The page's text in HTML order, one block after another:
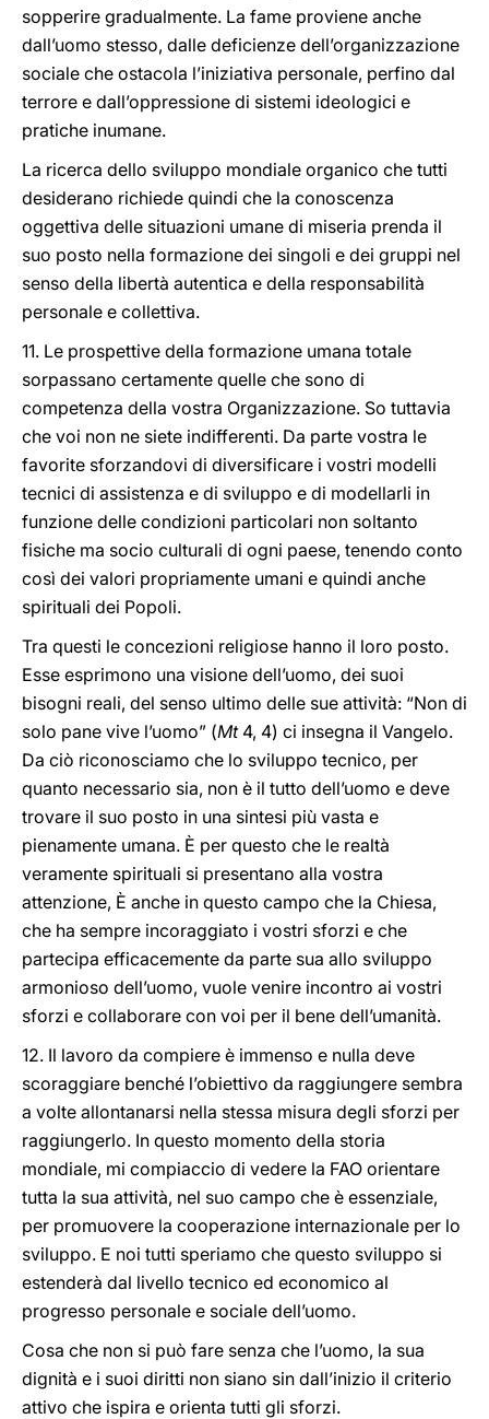
sopperire gradualmente. La fame proviene anche
dall’uomo stesso, dalle deficienze dell’organizzazione
sociale che ostacola l’iniziativa personale, perfino dal
terrore e dall’oppressione di sistemi ideologici e
pratiche inumane.
La ricerca dello sviluppo mondiale organico che tutti
desiderano richiede quindi che la conoscenza
oggettiva delle situazioni umane di miseria prenda il
suo posto nella formazione dei singoli e dei gruppi nel
senso della libertà autentica e della responsabilità
personale e collettiva.
11. Le prospettive della formazione umana totale
sorpassano certamente quelle che sono di
competenza della vostra Organizzazione. So tuttavia
che voi non ne siete indifferenti. Da parte vostra le
favorite sforzandovi di diversificare i vostri modelli
tecnici di assistenza e di sviluppo e di modellarli in
funzione delle condizioni particolari non soltanto
fisiche ma socio culturali di ogni paese, tenendo conto
così dei valori propriamente umani e quindi anche
spirituali dei Popoli.
Tra questi le concezioni religiose hanno il loro posto.
Esse esprimono una visione dell’uomo, dei suoi
bisogni reali, del senso ultimo delle sue attività: “Non di
solo pane vive l’uomo” (Mt4, 4) ci insegna il Vangelo.
Da ciò riconosciamo che lo sviluppo tecnico, per
quanto necessario sia, non è il tutto dell’uomo e deve
trovare il suo posto in una sintesi più vasta e
pienamente umana. È per questo che le realtà
veramente spirituali si presentano alla vostra
attenzione, È anche in questo campo che la Chiesa,
che ha sempre incoraggiato i vostri sforzi e che
partecipa efficacemente da parte sua allo sviluppo
armonioso dell’uomo, vuole venire incontro ai vostri
sforzi e collaborare con voi per il bene dell’umanità.
12. Il lavoro da compiere è immenso e nulla deve
scoraggiare benché l’obiettivo da raggiungere sembra
a volte allontanarsi nella stessa misura degli sforzi per
raggiungerlo. In questo momento della storia
mondiale, mi compiaccio di vedere la FAO orientare
tutta la sua attività, nel suo campo che è essenziale,
per promuovere la cooperazione internazionale per lo
sviluppo. E noi tutti speriamo che questo sviluppo si
estenderà dal livello tecnico ed economico al
progresso personale e sociale dell’uomo.
Cosa che non si può fare senza che l’uomo, la sua
dignità e i suoi diritti non siano sin dall’inizio il criterio
attivo che ispira e orienta tutti gli sforzi.